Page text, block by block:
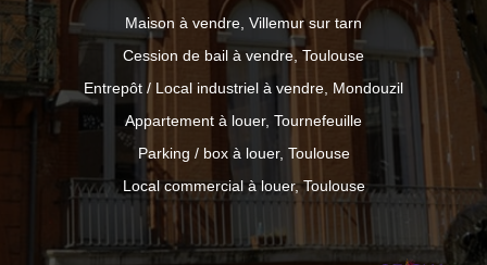
Maison à vendre, Villemur sur tarn
Cession de bail à vendre, Toulouse
Entrepôt / Local industriel à vendre, Mondouzil
Appartement à louer, Tournefeuille
Parking / box à louer, Toulouse
Local commercial à louer, Toulouse